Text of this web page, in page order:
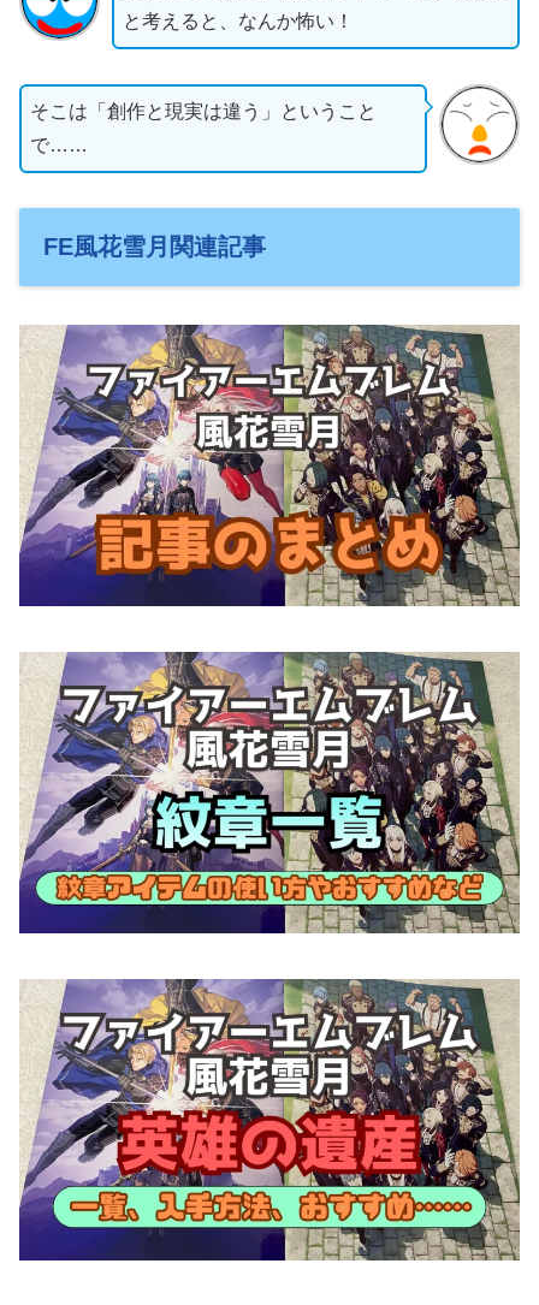
と考えると、なんか怖い！
そこは「創作と現実は違う」ということ
で……
FE風花雪月関連記事